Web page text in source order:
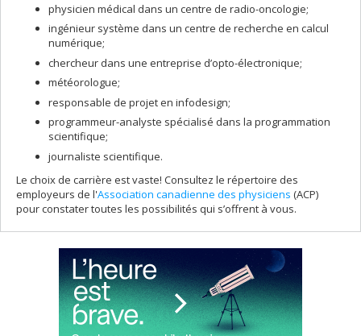
physicien médical dans un centre de radio-oncologie;
ingénieur système dans un centre de recherche en calcul
numérique;
chercheur dans une entreprise d’opto-électronique;
météorologue;
responsable de projet en infodesign;
programmeur-analyste spécialisé dans la programmation
scientifique;
journaliste scientifique.
Le choix de carrière est vaste! Consultez le répertoire des
employeurs de l'Association canadienne des physiciens (ACP)
pour constater toutes les possibilités qui s’offrent à vous.